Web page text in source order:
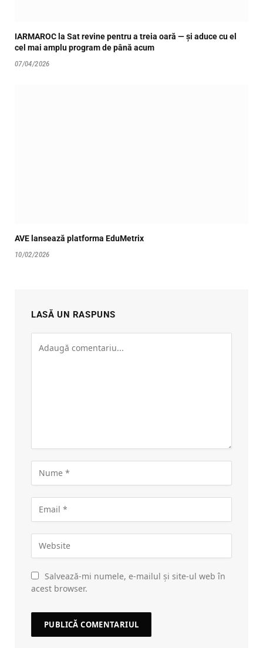
IARMAROC la Sat revine pentru a treia oară — și aduce cu el
cel mai amplu program de până acum
07/04/2026
AVE lansează platforma EduMetrix
10/02/2026
LASĂ UN RASPUNS
Salvează-mi numele, e-mailul și site-ul web în
acest browser.